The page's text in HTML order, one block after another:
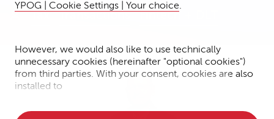
YPOG | Cookie Settings | Your choice.
However, we would also like to use technically
unnecessary cookies (hereinafter "optional cookies")
from third parties. With your consent, cookies are also
installed to